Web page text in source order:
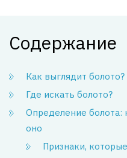
Содержание
Как выглядит болото?
Где искать болото?
Определение болота:
оно
Признаки,